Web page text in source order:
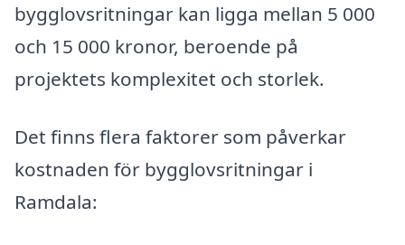
bygglovsritningar kan ligga mellan 5 000
och 15 000 kronor, beroende på
projektets komplexitet och storlek.
Det finns flera faktorer som påverkar
kostnaden för bygglovsritningar i
Ramdala: